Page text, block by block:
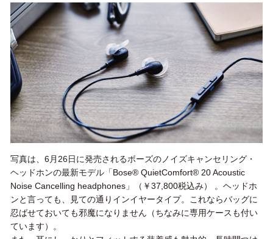
写真は、6月26日に発売されるボーズのノイズキャンセリング・
ヘッドホンの最新モデル 「Bose® QuietComfort® 20 Acoustic
Noise Cancelling headphones 」（￥37,800税込み） 。ヘッドホ
ンと言っても、見ての通りインイヤータイプ。これならバッグに
忍ばせておいても邪魔になりません（ちなみに専用ケースも付い
ています）。